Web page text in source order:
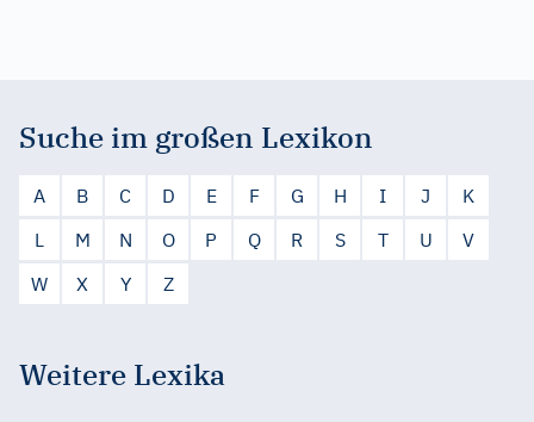
Suche im großen Lexikon
A B C D E F G H I J
K
L
M N O P Q R S T U
V
W
X Y Z
Weitere Lexika